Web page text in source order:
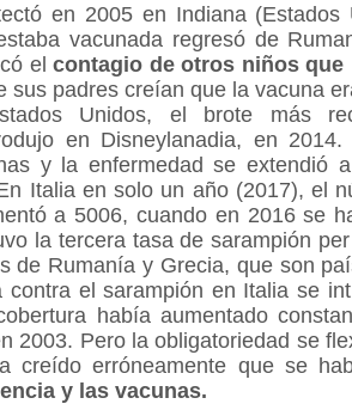
en 2005 en Indiana (Estados
vacunada regresó de
elcontagio de otros niños que
sus padres creían que la vacuna
Unidos, el brote más
en Disneylanadia, en 2014.
y la enfermedad se extendió
Italia en solo un año (2017), el
a 5006, cuando en 2016 se
la tercera tasa de sarampión
de Rumanía y Grecia, que son
contra el sarampión en Italia se
había aumentado
2003. Pero la obligatoriedad se
creído erróneamente que se
y las vacunas.